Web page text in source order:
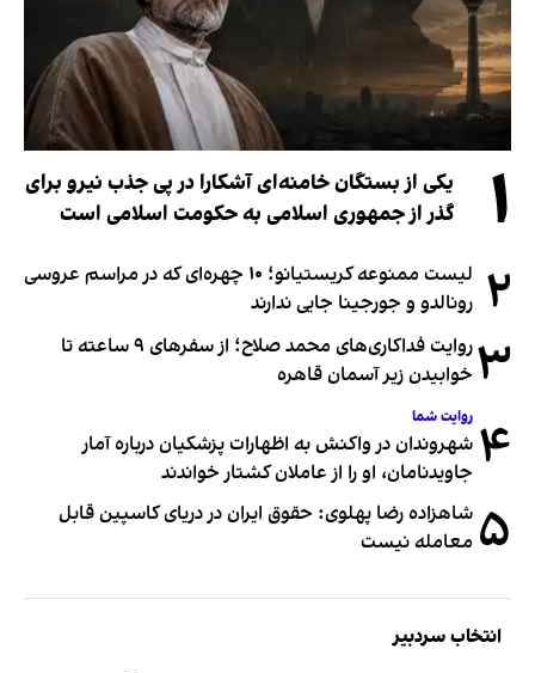
۱
یکی از بستگان خامنه‌ای آشکارا در پی جذب نیرو برای
گذر از جمهوری اسلامی به حکومت اسلامی است
۲
لیست ممنوعه کریستیانو؛ ۱۰ چهره‌ای که در مراسم عروسی
رونالدو و جورجینا جایی ندارند
۳
روایت فداکاری‌های محمد صلاح؛ از سفرهای ۹ ساعته تا
خوابیدن زیر آسمان قاهره
۴ روایت شما
شهروندان در واکنش به اظهارات پزشکیان درباره آمار
جاویدنامان، او را از عاملان کشتار خواندند
۵ شاهزاده رضا پهلوی: حقوق ایران در دریای کاسپین قابل
معامله نیست
انتخاب سردبیر